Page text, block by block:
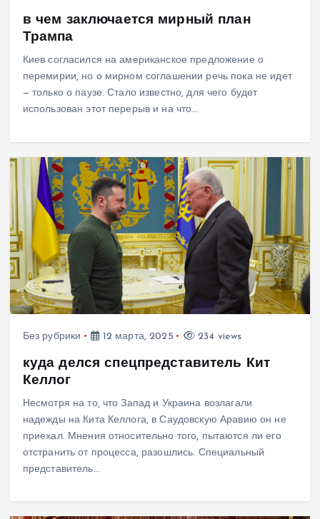
в чем заключается мирный план
Трампа
Киев согласился на американское предложение о
перемирии, но о мирном соглашении речь пока не идет
— только о паузе. Стало известно, для чего будет
использован этот перерыв и на что…
Без рубрики 12 марта, 2025 234 views
куда делся спецпредставитель Кит
Келлог
Несмотря на то, что Запад и Украина возлагали
надежды на Кита Келлога, в Саудовскую Аравию он не
приехал. Мнения относительно того, пытаются ли его
отстранить от процесса, разошлись. Специальный
представитель…